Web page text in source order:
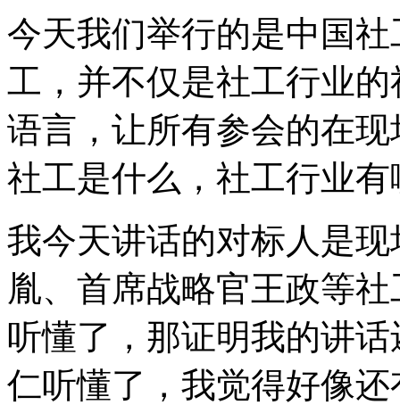
今天我们举行的是中国
工，并不仅是社工行业
语言，让所有参会的在
社工是什么，社工行业
我今天讲话的对标人是
胤、首席战略官王政等
听懂了，那证明我的讲
仁听懂了，我觉得好像